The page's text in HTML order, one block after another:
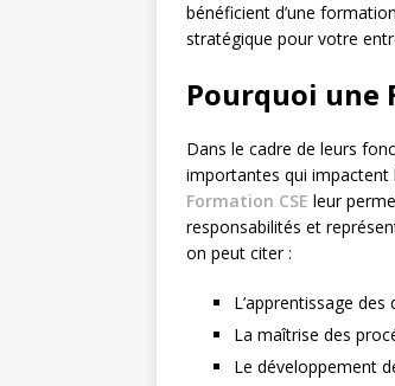
bénéficient d’une
stratégique pour votre
Pourquoi une
Dans le cadre de leurs
importantes qui impactent
Formation CSE leur
responsabilités et
on peut citer :
L’apprentissage
La maîtrise des
Le développement